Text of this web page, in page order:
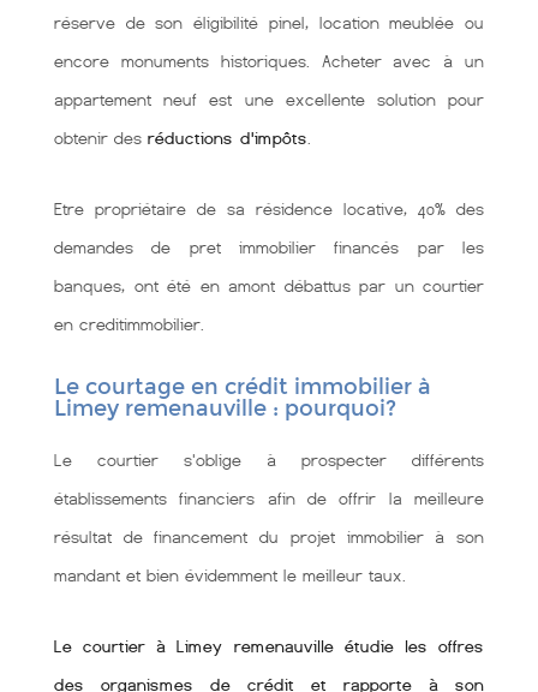
réserve de son éligibilité pinel, location meublée ou
encore monuments historiques. Acheter avec à un
appartement neuf est une excellente solution pour
obtenir des réductions d'impôts
Etre propriétaire de sa résidence locative, 40% des
demandes de pret immobilier financés par les
banques, ont été en amont débattus par un courtier
en creditimmobilier.
Le courtage en crédit immobilier à
Limey remenauville : pourquoi?
Le courtier s'oblige à prospecter différents
établissements financiers afin de offrir la meilleure
résultat de financement du projet immobilier à son
mandant et bien évidemment le meilleur taux.
Le courtier à Limey remenauville étudie les offres
des organismes de crédit et rapporte à son